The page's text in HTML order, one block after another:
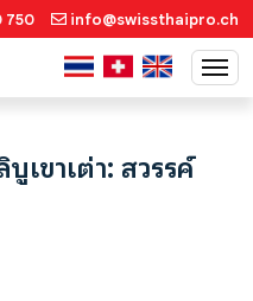
750 info@swissthaipro.ch
เขาเต่า: สวรรค์